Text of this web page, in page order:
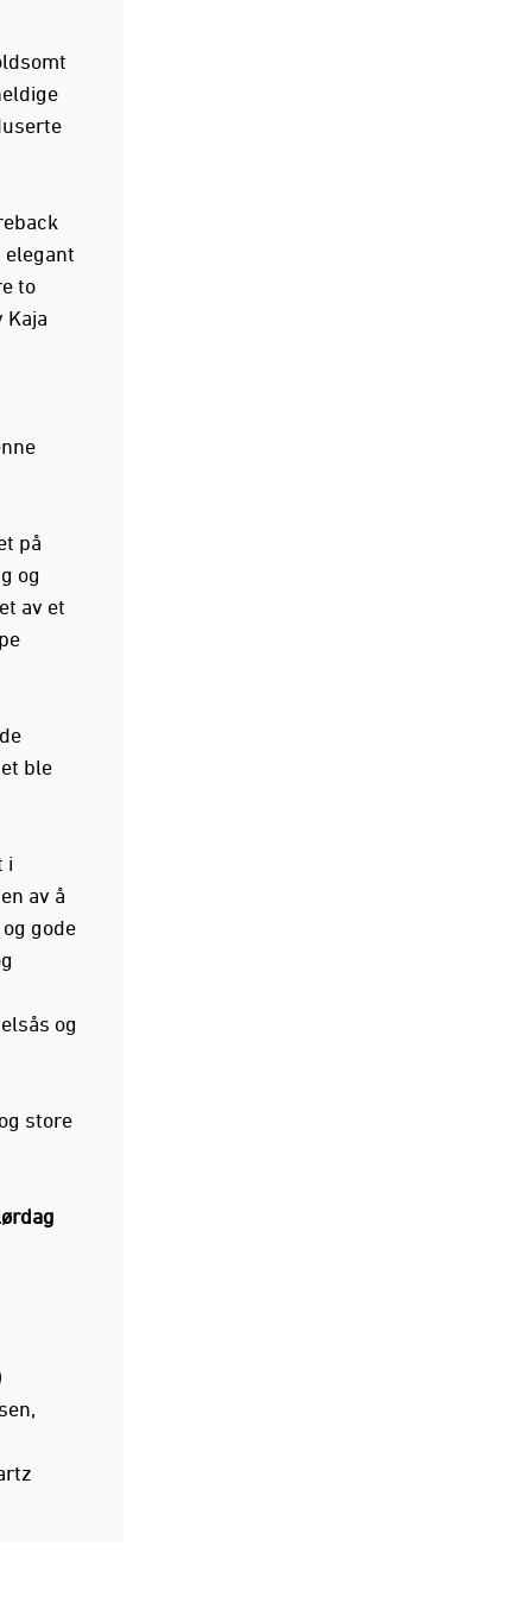
elegant
to
Kaja
på
og
av et
ble
i
av å
gode
og
store